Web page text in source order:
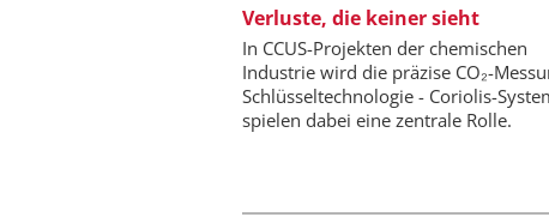
Verluste, die keiner sieht
In CCUS-Projekten der chemischen
Industrie wird die präzise CO₂-
Schlüsseltechnologie - Coriolis-
spielen dabei eine zentrale Rolle.
EPAL DEUTSCHLAND
EPAL CP-Paletten:
Qualitätsgesicherter
Chemielogistik von
morgen